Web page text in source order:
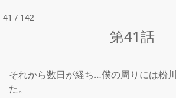
41 / 142
第41話
それから数日が経ち…僕の周りには粉
た。